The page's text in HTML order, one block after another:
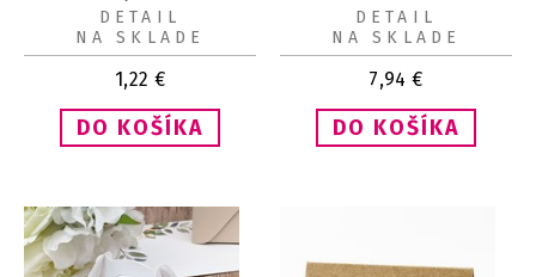
1,22 €
DETAIL
NA SKLADE
7,94 €
DETAIL
NA SKLADE